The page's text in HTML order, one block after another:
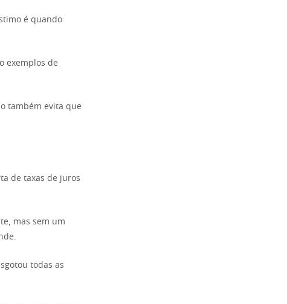
é quando
exemplos de
também evita que
de taxas de juros
mas sem um
todas as